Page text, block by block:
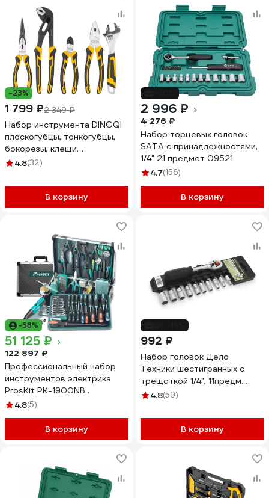
-23%
1 799 ₽2 349 ₽
Набор инструмента DINGQI
плоскогубцы, тонкогубцы,
бокорезы, клещи
переставные, разводной
4.8(32)
В корзину
2 996 ₽
4 276 ₽
Набор торцевых головок
SATA с принадлежностями,
1/4" 21 предмет 09521
4.7(156)
В корзину
-58%
51 125 ₽
122 897 ₽
Профессиональный набор
инструментов электрика
ProsKit PK-1900NB
С00040049
4.8(5)
В корзину
992 ₽
Набор головок Дело
Техники шестигранных с
трещоткой 1/4", 11предм.
600711
4.8(59)
В корзину